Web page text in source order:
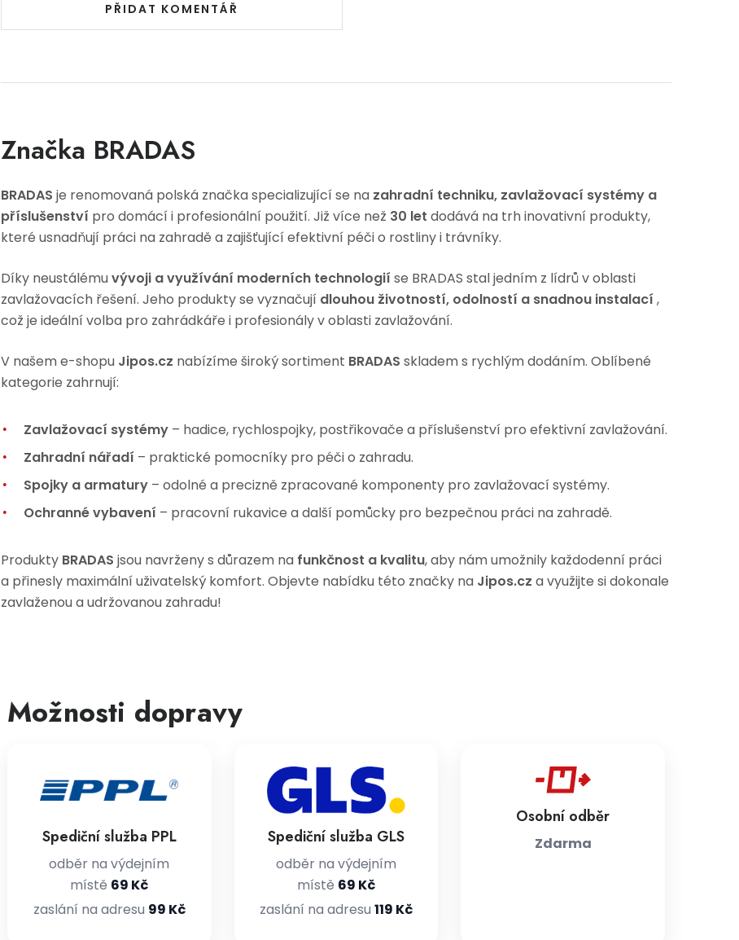
PŘIDAT KOMENTÁŘ
Značka BRADAS
BRADAS je renomovaná polská značka specializující se na zahradní techniku, zavlažovací systémy a
příslušenství pro domácí i profesionální použití. Již více než 30 let dodává na trh inovativní produkty,
které usnadňují práci na zahradě a zajišťující efektivní péči o rostliny i trávníky.
Díky neustálémuvývoji a využívání moderních technologií se BRADAS stal jedním z lídrů v oblasti
zavlažovacích řešení. Jeho produkty se vyznačují dlouhou životností, odolností a snadnou instalací ,
což je ideální volba pro zahrádkáře i profesionály v oblasti zavlažování.
V našem e-shopu Jipos.cz nabízíme široký sortiment BRADAS skladem s rychlým dodáním. Oblíbené
kategorie zahrnují:
Zavlažovací systémy – hadice, rychlospojky, postřikovače a příslušenství pro efektivní zavlažování.
Zahradní nářadí – praktické pomocníky pro péči o zahradu.
Spojky a armatury – odolné a precizně zpracované komponenty pro zavlažovací systémy.
Ochranné vybavení – pracovní rukavice a další pomůcky pro bezpečnou práci na zahradě.
Produkty BRADAS jsou navrženy s důrazem na funkčnost a kvalitu, aby nám umožnily každodenní práci
a přinesly maximální uživatelský komfort. Objevte nabídku této značky na Jipos.cz a využijte si dokonale
zavlaženou a udržovanou zahradu!
Možnosti dopravy
Spediční služba PPL
odběr na výdejním
místě 69 Kč
zaslání na adresu 99 Kč
Spediční služba GLS
odběr na výdejním
místě 69 Kč
zaslání na adresu 119 Kč
Osobní odběr
Zdarma